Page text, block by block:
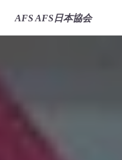
AFS AFS日本協会